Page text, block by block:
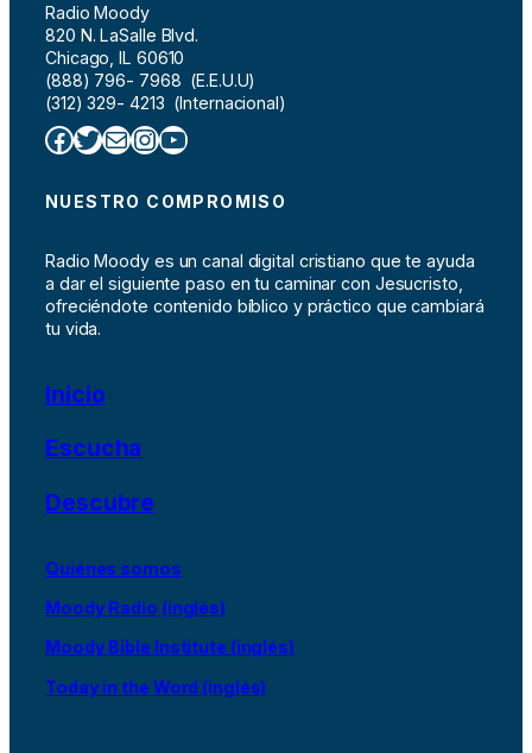
Radio Moody
820 N. LaSalle Blvd.
Chicago, IL 60610
(888) 796- 7968 (E.E.U.U)
(312) 329- 4213 (Internacional)
Facebook Twitter Correo electrónico InstagramYouTube
NUESTRO COMPROMISO
Radio Moody es un canal digital cristiano que te ayuda
a dar el siguiente paso en tu caminar con Jesucristo,
ofreciéndote contenido bíblico y práctico que cambiará
tu vida.
Inicio
Escucha
Descubre
Quiénes somos
Moody Radio (inglés)
Moody Bible Institute (inglés)
Today in the Word (inglés)